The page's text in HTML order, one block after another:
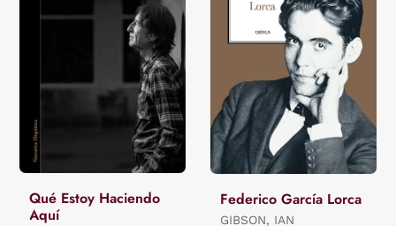
Qué Estoy Haciendo
Aquí
Federico García Lorca
GIBSON, IAN